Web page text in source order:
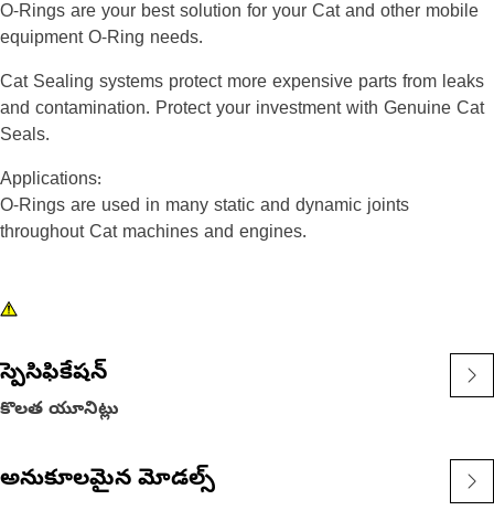
O-Rings are your best solution for your Cat and other mobile
equipment O-Ring needs.
Cat Sealing systems protect more expensive parts from leaks
and contamination. Protect your investment with Genuine Cat
Seals.
Applications:
O-Rings are used in many static and dynamic joints
throughout Cat machines and engines.
స్పెసిఫికేషన్
కొలత యూనిట్లు
అనుకూలమైన మోడల్స్